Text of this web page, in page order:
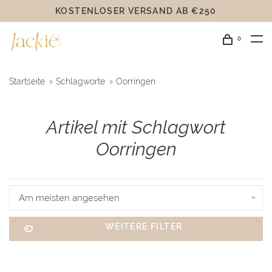
KOSTENLOSER VERSAND AB €250
0
Startseite Schlagworte Oorringen
Artikel mit Schlagwort
Oorringen
Am meisten angesehen
WEITERE FILTER